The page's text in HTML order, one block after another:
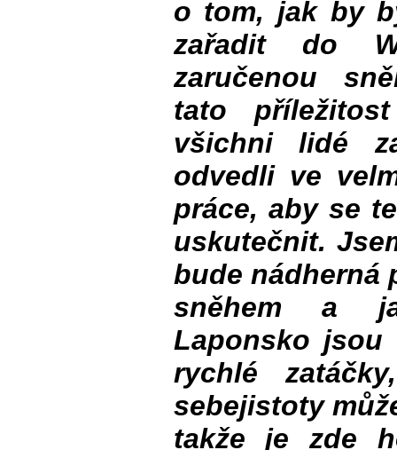
o tom, jak by
zařadit do
zaručenou
tato
všichni lidé
odvedli ve
práce, aby se
uskutečnit.
bude nádherná
sněhem a
Laponsko
rychlé
sebejistoty
takže je zde